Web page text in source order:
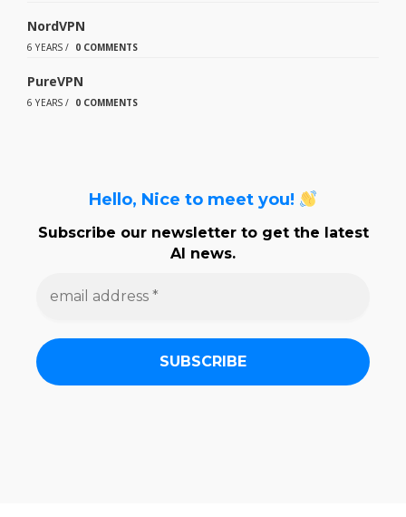
NordVPN
6 YEARS / 0 COMMENTS
PureVPN
6 YEARS / 0 COMMENTS
Hello, Nice to meet you!
Subscribe our newsletter to get the latest
AI news.
a
d